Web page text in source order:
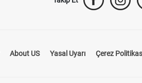
About US Yasal Uyarı Çerez